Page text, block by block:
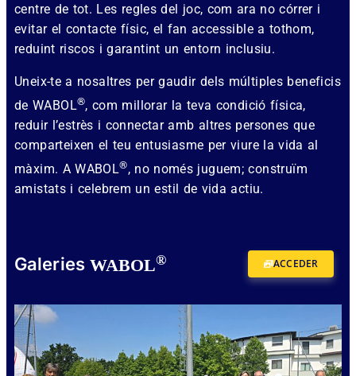
centre de tot. Les regles del joc, com ara no córrer i
evitar el contacte físic, el fan accessible a tothom,
reduint riscos i garantint un entorn inclusiu.
Uneix-te a nosaltres per gaudir dels múltiples beneficis
de WABOL®, com millorar la teva condició física,
reduir l’estrès i connectar amb altres persones que
comparteixen el teu entusiasme per viure la vida al
màxim. A WABOL®, no només juguem; construïm
amistats i celebrem un estil de vida actiu.
Galeries WABOL® ACCEDER